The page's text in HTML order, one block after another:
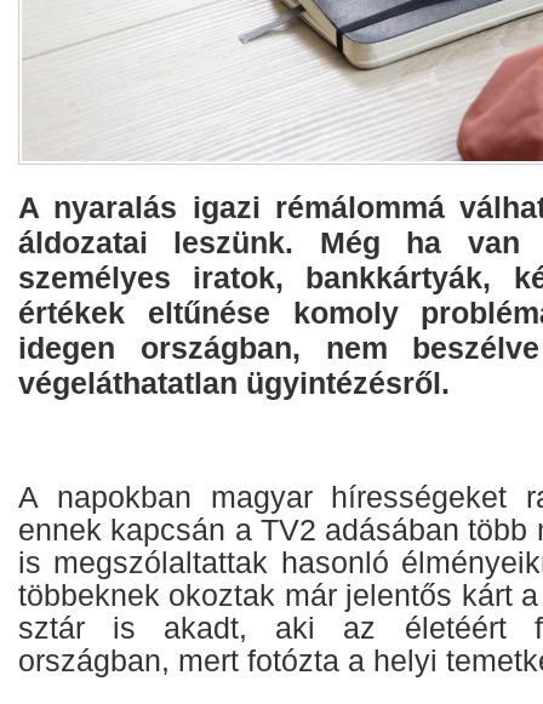
A nyaralás igazi rémálommá
áldozatai leszünk. Még ha
személyes iratok, bankkártyák,
értékek eltűnése komoly
idegen országban, nem
végeláthatatlan ügyintézésről.
A napokban magyar hírességeket
ennek kapcsán a TV2 adásában több
is megszólaltattak hasonló
többeknek okoztak már jelentős kárt
sztár is akadt, aki az életéért
országban, mert fotózta a helyi